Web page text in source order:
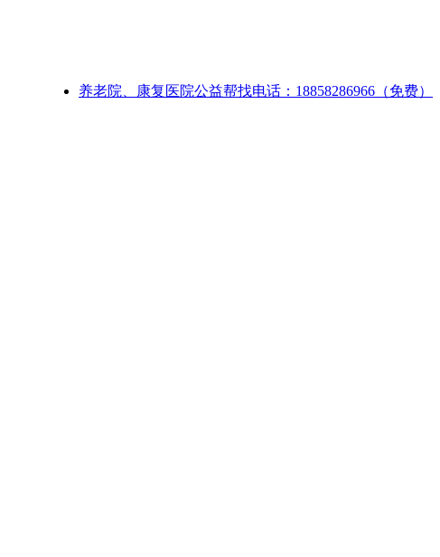
养老院、康复医院公益帮找电话：18858286966（免费）